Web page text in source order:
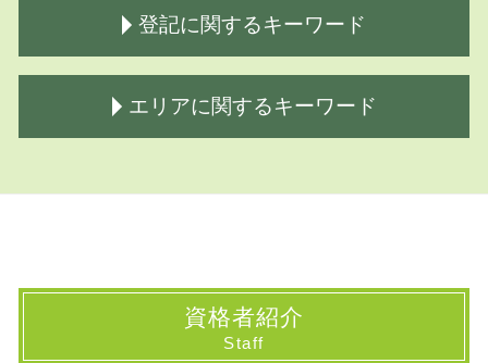
相続放棄手続き 司法書士
生前対策 種類
不動産 相続方法
株 の相続
相続方法
限定承認 手続き
生前対策
成年後見 家族信託
家族 信託 危険
家族信託 銀行
民事信託 家族信託
家族信託 やり方
民事信託契約 受託者 受益者 同一
家族 信託 費用
登記に関するキーワード
所有権 保存登記
登記簿謄本 取得
相続登記 いつまで
抵当権 抹消登記
登記申請書 書き方
エリアに関するキーワード
相続 神奈川県 司法書士
民事信託 山梨県 司法書士
相続 府中市 司法書士
相続 国立市 司法書士
資格者紹介
Staff